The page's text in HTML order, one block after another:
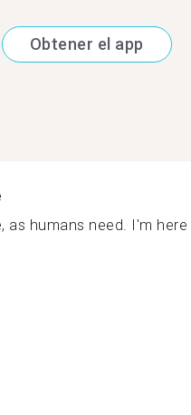
Obtener el app
as humans need. I'm here